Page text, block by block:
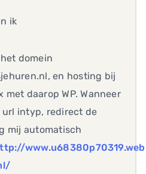
ik
domein
en hosting bij
met daarop WP. Wanneer
url intyp, redirect de
mij automatisch